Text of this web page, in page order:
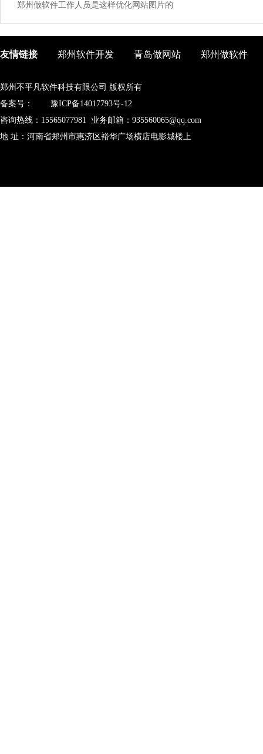
郑州做软件工作人员是这样优化网站图片的
友情链接 郑州软件开发 青岛做网站 郑州做软件
郑州不平凡软件科技有限公司 版权所有
备案号：
豫ICP备14017793号-12
咨询热线：15565077981 业务邮箱：935560065@qq.com
地 址：河南省郑州市惠济区裕华广场横店电影城楼上